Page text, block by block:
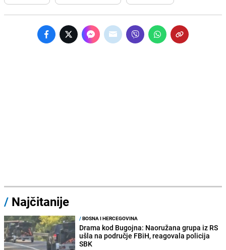
/ Najčitanije
/BOSNA I HERCEGOVINA
Drama kod Bugojna: Naoružana grupa iz RS
ušla na područje FBiH, reagovala policija
SBK